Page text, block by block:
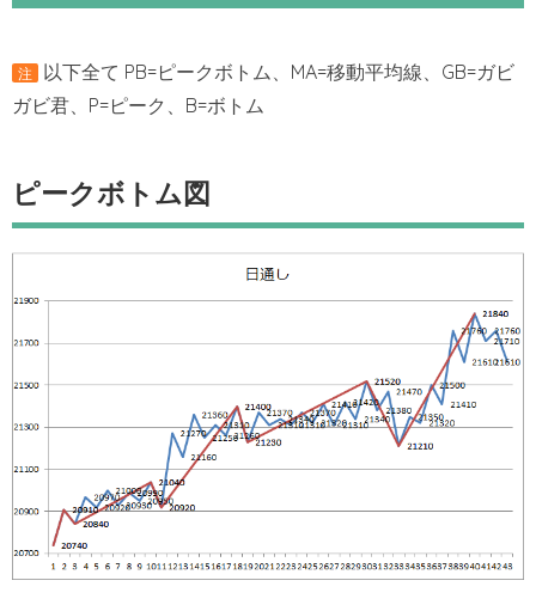
注
以下全て PB=ピークボトム、MA=移動平均線、GB=ガビ
ガビ君、P=ピーク、B=ボトム
ピークボトム図